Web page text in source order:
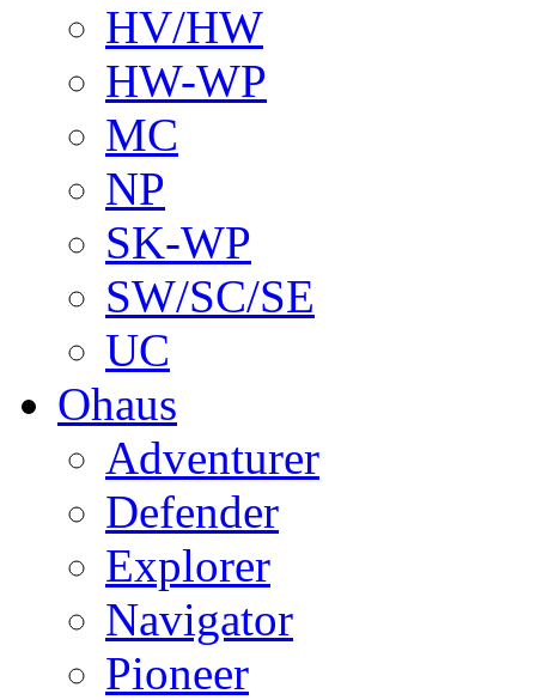
HV/HW
HW-WP
MC
NP
SK-WP
SW/SC/SE
UC
Ohaus
Adventurer
Defender
Explorer
Navigator
Pioneer